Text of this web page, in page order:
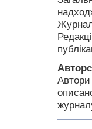
Автори